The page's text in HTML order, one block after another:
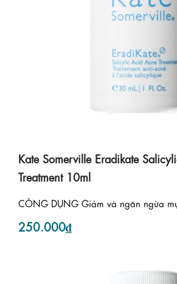
Kate Somerville Eradikate
Treatment 10ml
CÔNG DỤNG Giảm và ngăn ngừa
250.000₫